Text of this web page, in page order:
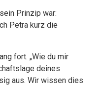
Prinzip war:
Petra kurz die
fort. „Wie du mir
deines
aus. Wir wissen dies